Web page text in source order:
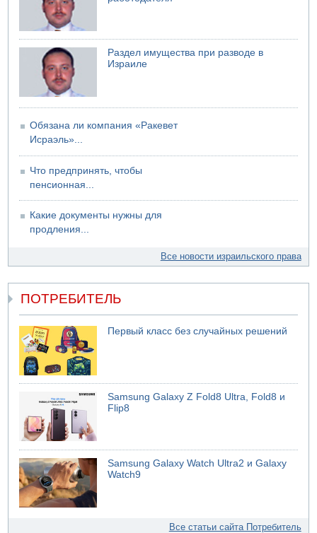
06.08.2026 13:07
Возле Кирьят-Арбы пожар на местности
США не будут давить на Израиль в вопросе Ливана
06.08.2026 11:41
Трое подростков ограбили сексшоп в Холоне
Раздел имущества при разводе в
Израиле
Обязана ли компания «Ракевет
Исраэль»...
Что предпринять, чтобы
пенсионная...
Какие документы нужны для
продления...
Все новости израильского права
ПОТРЕБИТЕЛЬ
Первый класс без случайных решений
Samsung Galaxy Z Fold8 Ultra, Fold8 и
Flip8
Samsung Galaxy Watch Ultra2 и Galaxy
Watch9
Все статьи сайта Потребитель